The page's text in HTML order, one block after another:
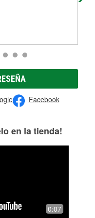
Facebook
en la tienda!
0:07